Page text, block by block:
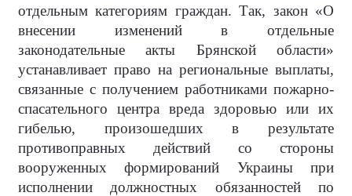
отдельным категориям граждан. Так, закон «О
внесении изменений в отдельные
законодательные акты Брянской области»
устанавливает право на региональные выплаты,
связанные с получением работниками пожарно-
спасательного центра вреда здоровью или их
гибелью, произошедших в результате
противоправных действий со стороны
вооруженных формирований Украины при
исполнении должностных обязанностей по